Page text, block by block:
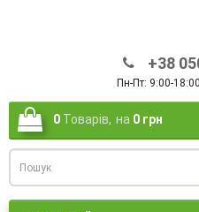
+38
Пн-Пт: 9:00-
0 Товарів, на 0 грн